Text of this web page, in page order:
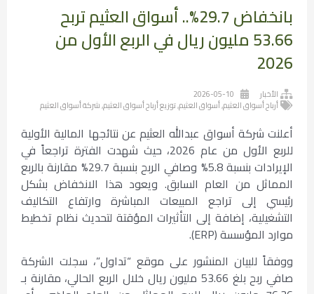
بانخفاض 29.7%.. أسواق العثيم تربح
53.66 مليون ريال في الربع الأول من
2026
الأخبار
2026-05-10
أرباح أسواق العثيم,أسواق العثيم,توزيع أرباح أسواق العثيم,شركة أسواق العثيم
أعلنت شركة أسواق عبدالله العثيم عن نتائجها المالية الأولية
للربع الأول من عام 2026، حيث شهدت الفترة تراجعاً في
الإيرادات بنسبة 5.8% وصافي الربح بنسبة 29.7% مقارنة بالربع
المماثل من العام السابق. ويعود هذا الانخفاض بشكل
رئيسي إلى تراجع المبيعات المباشرة وارتفاع التكاليف
التشغيلية، إضافة إلى التأثيرات المؤقتة لتحديث نظام تخطيط
موارد المؤسسة (ERP).
ووفقاً للبيان المنشور على موقع “تداول”، سجلت الشركة
صافي ربح بلغ 53.66 مليون ريال خلال الربع الحالي، مقارنة بـ